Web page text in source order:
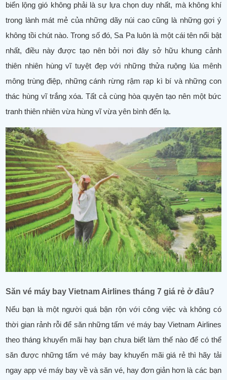
biển lộng gió không phải là sự lựa chọn duy nhất, mà không khí
trong lành mát mẻ của những dãy núi cao cũng là những gợi ý
không tồi chút nào. Trong số đó, Sa Pa luôn là một cái tên nổi bật
nhất, điều này được tạo nên bởi nơi đây sở hữu khung cảnh
thiên nhiên hùng vĩ tuyệt đẹp với những thửa ruộng lúa mênh
mông trùng điệp, những cánh rừng rậm rạp kì bí và những con
thác hùng vĩ trắng xóa. Tất cả cùng hòa quyện tạo nên một bức
tranh thiên nhiên vừa hùng vĩ vừa yên bình đến lạ.
Săn vé máy bay Vietnam Airlines tháng 7 giá rẻ ở đâu?
Nếu bạn là một người quá bận rộn với công việc và không có
thời gian rảnh rỗi để săn những tấm vé máy bay Vietnam Airlines
theo tháng khuyến mãi hay bạn chưa biết làm thế nào để có thể
săn được những tấm vé máy bay khuyến mãi giá rẻ thì hãy tải
ngay app vé máy bay về và săn vé, hay đơn giản hơn là các bạn